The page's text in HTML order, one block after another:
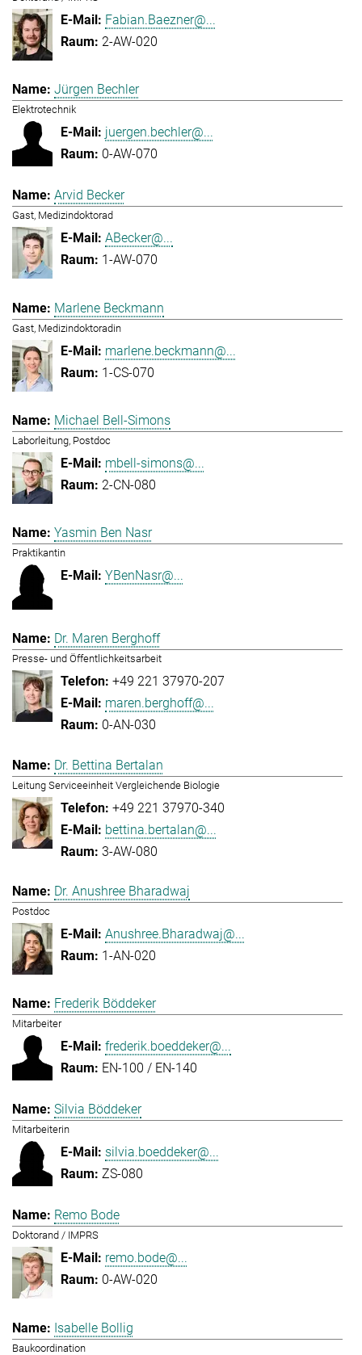
Fabian.Baezner@...
2-AW-020
Jürgen Bechler
Elektrotechnik
juergen.bechler@...
0-AW-070
Arvid Becker
Gast, Medizindoktorad
ABecker@...
1-AW-070
Marlene Beckmann
Gast, Medizindoktoradin
marlene.beckmann@...
1-CS-070
Michael Bell-Simons
Laborleitung, Postdoc
mbell-simons@...
2-CN-080
Yasmin Ben Nasr
Praktikantin
YBenNasr@...
Dr. Maren Berghoff
Presse- und Öffentlichkeitsarbeit
+49 221 37970-207
maren.berghoff@...
0-AN-030
Dr. Bettina Bertalan
Leitung Serviceeinheit Vergleichende Biologie
+49 221 37970-340
bettina.bertalan@...
3-AW-080
Dr. Anushree Bharadwaj
Postdoc
Anushree.Bharadwaj@...
1-AN-020
Frederik Böddeker
Mitarbeiter
frederik.boeddeker@...
EN-100 / EN-140
Silvia Böddeker
Mitarbeiterin
silvia.boeddeker@...
ZS-080
Remo Bode
Doktorand / IMPRS
remo.bode@...
0-AW-020
Isabelle Bollig
Baukoordination